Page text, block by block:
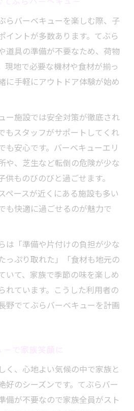
らバーベキューを楽しむ際、子
イントが多数あります。てぶら
道具の準備が不要なため、荷物
現地で必要な機材や食材が揃っ
に手軽にアウトドア体験が始め
ー施設では安全対策が徹底され
もスタッフがサポートしてくれ
も安心です。バーベキューエリ
や、芝生など転倒の危険が少な
ものびのびと過ごせます。
ペースが近くにある施設も多い
も快適に過ごせるのが魅力で
は「準備や片付けの負担が少な
っぷり取れた」「食材も地元の
いて、家族で季節の味を楽しめ
れています。こうした利用者の
野でてぶらバーベキューを計画
く、心地よい気候の中で家族と
好のシーズンです。てぶらバー
備が不要なので家族全員がスト